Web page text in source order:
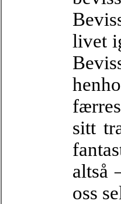
livet
sitt
altså
oss